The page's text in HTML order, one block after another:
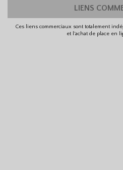
LIENS
Ces liens commerciaux sont totalement
et l'achat de place en